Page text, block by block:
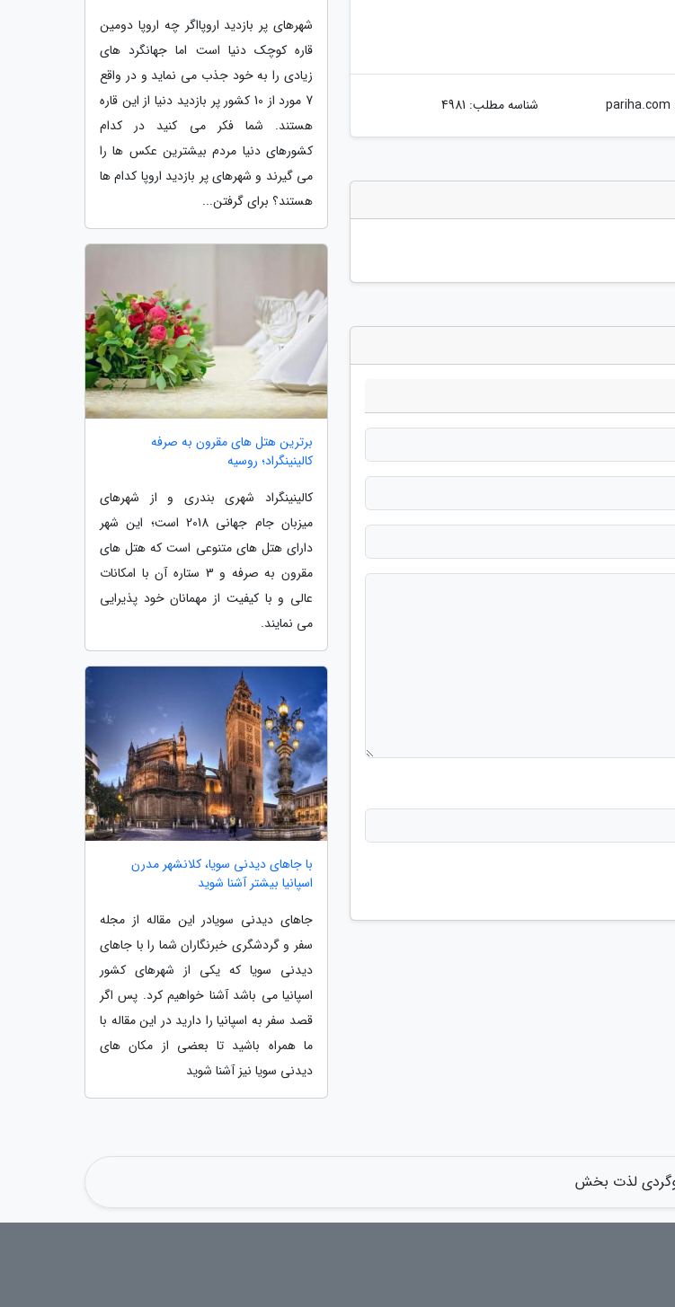
pariha.com شناسه مطلب: 4981
شهرهای پر بازدید اروپااگر چه اروپا دومین
قاره کوچک دنیا است اما جهانگرد های
زیادی را به خود جذب می نماید و در واقع
7 مورد از 10 کشور پر بازدید دنیا از این قاره
هستند. شما فکر می کنید در کدام
کشورهای دنیا مردم بیشترین عکس ها را
می گیرند و شهرهای پر بازدید اروپا کدام ها
هستند؟ برای گرفتن...
برترین هتل های مقرون به صرفه
کالینینگراد؛ روسیه
کالینینگراد شهری بندری و از شهرهای
میزبان جام جهانی 2018 است؛ این شهر
دارای هتل های متنوعی است که هتل های
مقرون به صرفه و 3 ستاره آن با امکانات
عالی و با کیفیت از مهمانان خود پذیرایی
می نمایند.
با جاهای دیدنی سویا، کلانشهر مدرن
اسپانیا بیشتر آشنا شوید
جاهای دیدنی سویادر این مقاله از مجله
سفر و گردشگری خبرنگاران شما را با جاهای
دیدنی سویا که یکی از شهرهای کشور
اسپانیا می باشد آشنا خواهیم کرد. پس اگر
قصد سفر به اسپانیا را دارید در این مقاله با
ما همراه باشید تا بعضی از مکان های
دیدنی سویا نیز آشنا شوید
لذت بخش